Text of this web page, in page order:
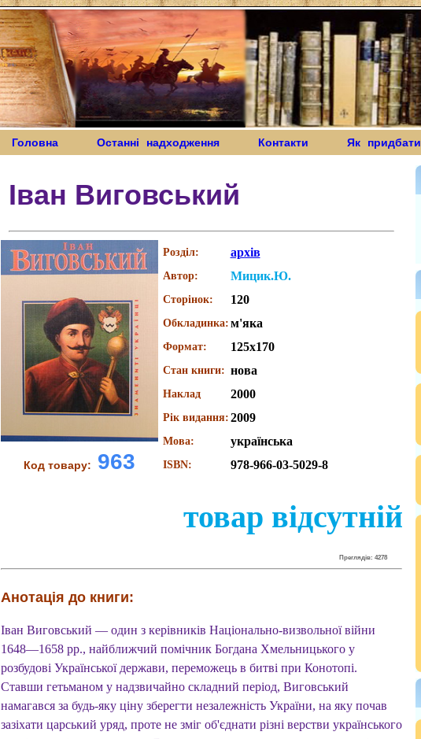
Головна Останні надходження Контакти Як придбати
Іван Виговський
Код товару: 963
Розділ: архів
Автор: Мицик.Ю.
Сторінок: 120
Обкладинка: м'яка
Формат: 125х170
Стан книги: нова
Наклад 2000
Рік видання: 2009
Мова: українська
ISBN: 978-966-03-5029-8
товар відсутній
Преглядів: 4278
Анотація до книги:
Іван Виговський — один з керівників Національно-визвольної війни
1648—1658 pp., найближчий помічник Богдана Хмельницького у
розбудові Української держави, переможець в битві при Конотопі.
Ставши гетьманом у надзвичайно складний період, Виговський
намагався за будь-яку ціну зберегти незалежність України, на яку почав
зазіхати царський уряд, проте не зміг об'єднати різні верстви українського